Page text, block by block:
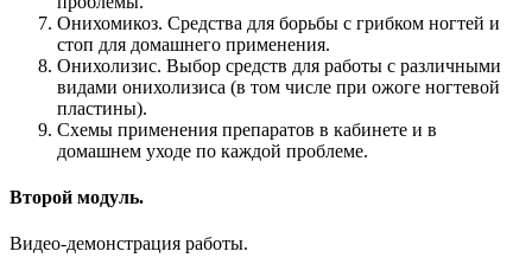
Онихомикоз. Средства для борьбы с грибком ногтей и
стоп для домашнего применения.
Онихолизис. Выбор средств для работы с различными
видами онихолизиса (в том числе при ожоге ногтевой
пластины).
Схемы применения препаратов в кабинете и в
домашнем уходе по каждой проблеме.
Второй модуль.
Видео-демонстрация работы.